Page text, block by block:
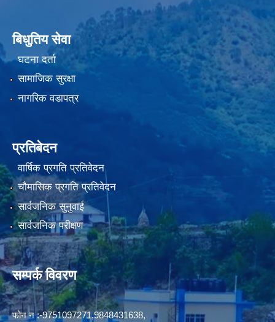
बिधुतिय सेवा
घटना दर्ता
सामाजिक सुरक्षा
नागरिक वडापत्र
प्रतिबेदन
वार्षिक प्रगति प्रतिवेदन
चौमासिक प्रगति प्रतिवेदन
सार्वजनिक सुनुवाई
सार्वजनिक परीक्षण
सम्पर्क विवरण
फोन न‍‍‌ :-9751097271,9848431638,